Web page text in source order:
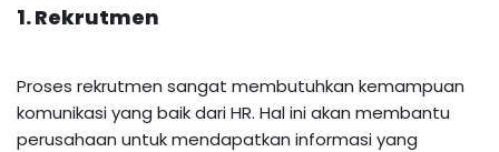
1. Rekrutmen
Proses rekrutmen sangat membutuhkan kemampuan
komunikasi yang baik dari HR. Hal ini akan membantu
perusahaan untuk mendapatkan informasi yang